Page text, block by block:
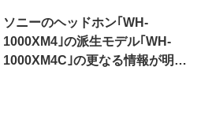
ソニーのヘッドホン｢WH-
1000XM4｣の派生モデル｢WH-
1000XM4C｣の更なる情報が明ら